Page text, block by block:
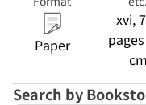
Paper
xvi,
cm
Search by